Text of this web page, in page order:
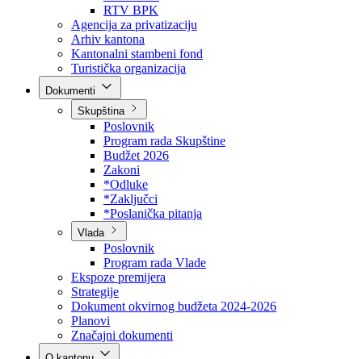
Direkcija za šumarstvo
Javna preduzeća
BPK šume
RTV BPK
Agencija za privatizaciju
Arhiv kantona
Kantonalni stambeni fond
Turistička organizacija
Skupština
Poslovnik
Program rada Skupštine
Budžet 2026
Zakoni
*Odluke
*Zaključci
*Poslanička pitanja
Vlada
Poslovnik
Program rada Vlade
Ekspoze premijera
Strategije
Dokument okvirnog budžeta 2024-2026